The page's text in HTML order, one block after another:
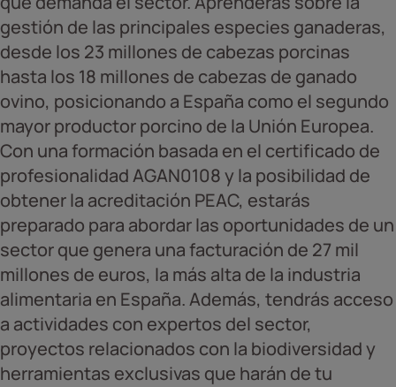
gestión de las principales especies ganaderas,
desde los 23 millones de cabezas porcinas
hasta los 18 millones de cabezas de ganado
ovino, posicionando a España como el segundo
mayor productor porcino de la Unión Europea.
Con una formación basada en el certificado de
profesionalidad AGAN0108 y la posibilidad de
obtener la acreditación PEAC, estarás
preparado para abordar las oportunidades de un
sector que genera una facturación de 27 mil
millones de euros, la más alta de la industria
alimentaria en España. Además, tendrás acceso
a actividades con expertos del sector,
proyectos relacionados con la biodiversidad y
herramientas exclusivas que harán de tu